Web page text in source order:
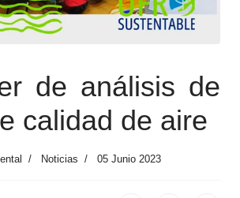
de análisis de
calidad de aire
Noticias 05 Junio 2023